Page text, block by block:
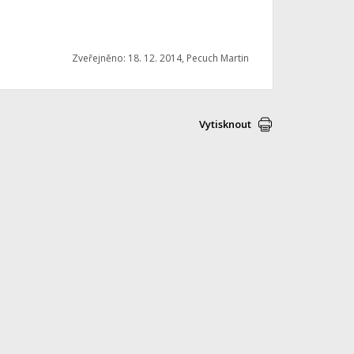
Zveřejněno: 18. 12. 2014, Pecuch Martin
Vytisknout